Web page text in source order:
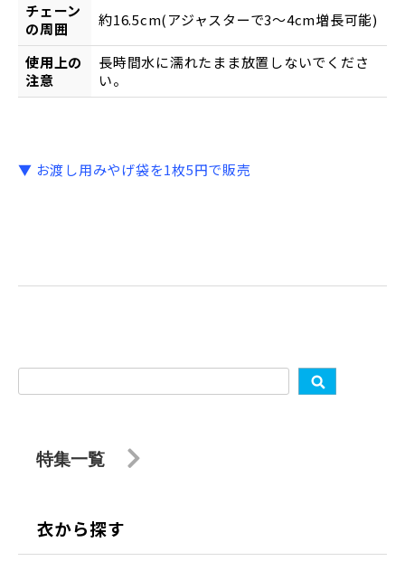
チェーン
の周囲
約16.5cm(アジャスターで3～4cm増長可能)
使用上の
注意
長時間水に濡れたまま放置しないでくださ
い。
▼ お渡し用みやげ袋を1枚5円で販売
特集一覧
衣から探す